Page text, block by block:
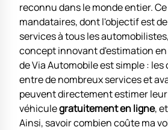
reconnu dans le monde entier.
mandataires, dont l'objectif est
services à tous les
concept innovant d'estimation en
de Via Automobile est simple :
entre de nombreux services et
peuvent directement estimer leur
véhiculegratuitement en ligne,
Ainsi, savoir combien coûte ma